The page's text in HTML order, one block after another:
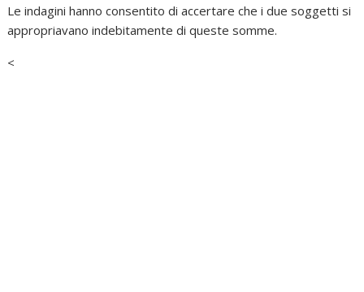
Le indagini hanno consentito di accertare che i due soggetti si
appropriavano indebitamente di queste somme.
<